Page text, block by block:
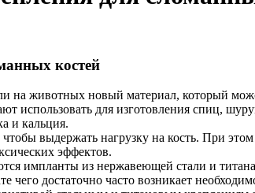
костей
на животных новый материал, который
использовать для изготовления спиц,
и кальция.
выдержать нагрузку на кость. При
эффектов.
импланты из нержавеющей стали и
чего достаточно часто возникает